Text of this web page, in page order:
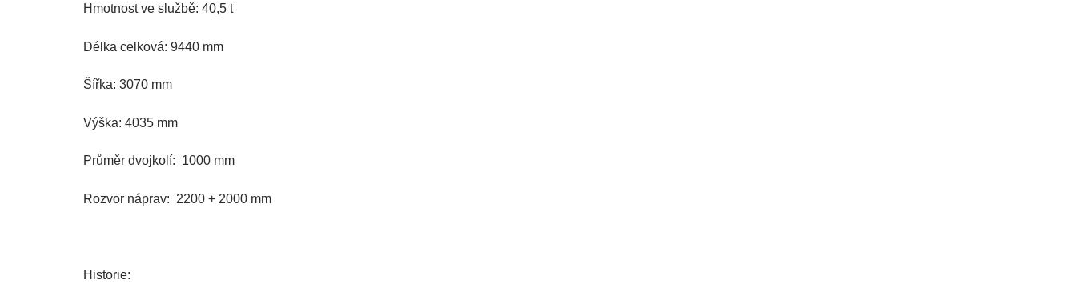
Hmotnost ve službě: 40,5 t
Délka celková: 9440 mm
Šířka: 3070 mm
Výška: 4035 mm
Průměr dvojkolí: 1000 mm
Rozvor náprav: 2200 + 2000 mm
Historie: